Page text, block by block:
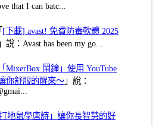
that I can batc...
[下載] avast! 免費防毒軟體 2025
」說：Avast has been my go...
「MixerBox 鬧鐘」使用 YouTube
你舒服的醒來～ 」說：
打地鼠學唐詩」讓你長智慧的好